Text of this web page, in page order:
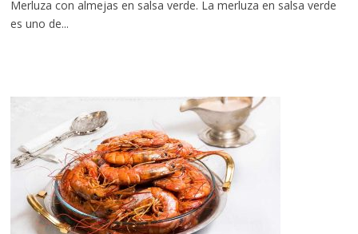
Merluza con almejas en salsa verde. La merluza en salsa verde
es uno de...